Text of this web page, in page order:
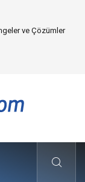
ve Dijital Altyapıda